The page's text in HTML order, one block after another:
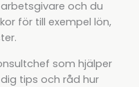
och du
för till exempel lön,
som hjälper
tips och råd hur